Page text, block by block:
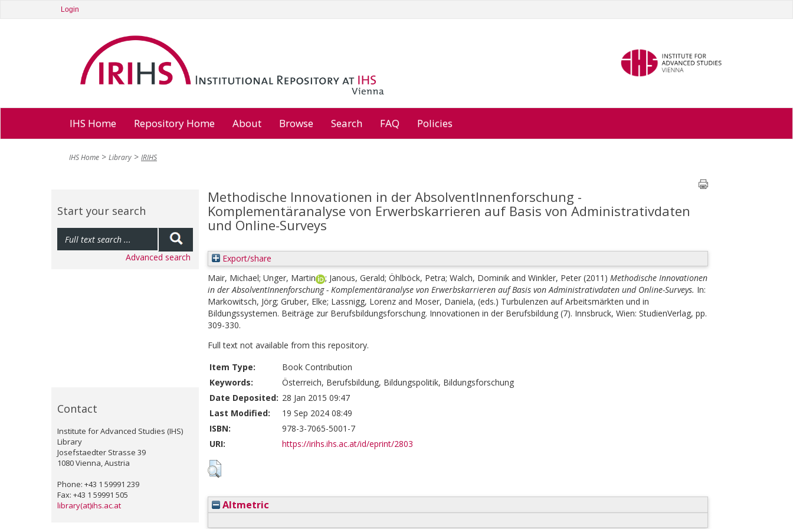
Login
IHS Home Repository Home About Browse Search FAQ Policies
IHS Home Library IRIHS
Start your search
Advanced search
Contact
Institute for Advanced Studies (IHS)
Library
Josefstaedter Strasse 39
1080 Vienna, Austria
Phone: +43 1 59991 239
Fax: +43 1 59991 505
library(at)ihs.ac.at
Methodische Innovationen in der AbsolventInnenforschung -
Komplementäranalyse von Erwerbskarrieren auf Basis von Administrativdaten
und Online-Surveys
Export/share
Mair, Michael; Unger, Martin ; Janous, Gerald; Öhlböck, Petra; Walch, Dominik and Winkler, Peter (2011) Methodische Innovationen
in der AbsolventInnenforschung - Komplementäranalyse von Erwerbskarrieren auf Basis von Administrativdaten und Online-Surveys. In:
Markowitsch, Jörg; Gruber, Elke; Lassnigg, Lorenz and Moser, Daniela, (eds.) Turbulenzen auf Arbeitsmärkten und in
Bildungssystemen. Beiträge zur Berufsbildungsforschung. Innovationen in der Berufsbildung (7). Innsbruck, Wien: StudienVerlag, pp.
309-330.
Full text not available from this repository.
Item Type:
Book Contribution
Keywords:
Österreich, Berufsbildung, Bildungspolitik, Bildungsforschung
Date Deposited: 28 Jan 2015 09:47
Last Modified:
19 Sep 2024 08:49
ISBN:
978-3-7065-5001-7
URI:
https://irihs.ihs.ac.at/id/eprint/2803
Altmetric